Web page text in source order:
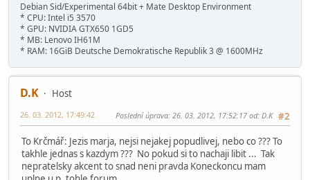
Debian Sid/Experimental 64bit + Mate Desktop Environment
* CPU: Intel i5 3570
* GPU: NVIDIA GTX650 1GD5
* MB: Lenovo IH61M
* RAM: 16GiB Deutsche Demokratische Republik 3 @ 1600MHz
D.K
Host
#2
26. 03. 2012, 17:49:42 Poslední úprava: 26. 03. 2012, 17:52:17 od: D.K
To Krčmář: Jezis marja, nejsi nejakej popudlivej, nebo co ??? To
takhle jednas s kazdym ??? No pokud si to nachaji libit ... Tak
nepratelsky akcent to snad neni pravda Koneckoncu mam